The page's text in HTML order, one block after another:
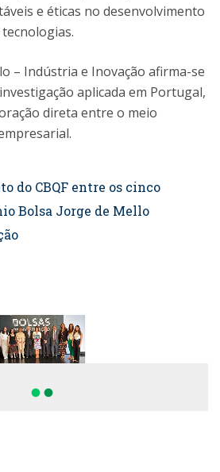
e éticas no desenvolvimento
– Indústria e Inovação afirma-se
aplicada em Portugal,
direta entre o meio
do CBQF entre os cinco
Bolsa Jorge de Mello
fiber_manual_record fiber_manual_record